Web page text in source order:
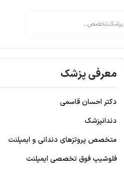
معرفی پزشک
دکتر احسان قاسمی
دندانپزشک
متخصص پروتزهای دندانی و ایمپلنت
فلوشیپ فوق تخصصی ایمپلنت